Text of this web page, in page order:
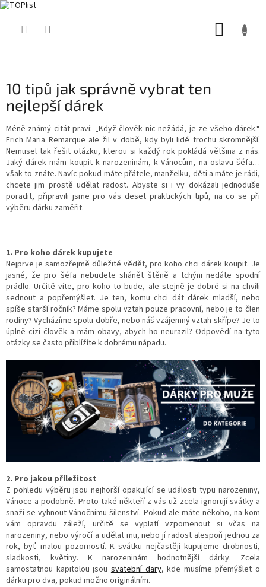
10 tipů jak správně vybrat ten
nejlepší dárek
Méně známý citát praví: „Když člověk nic nežádá, je ze všeho dárek.“
Erich Maria Remarque ale žil v době, kdy byli lidé trochu skromnější.
Nemusel tak řešit otázku, kterou si každý rok pokládá většina z nás.
Jaký dárek mám koupit k narozeninám, k Vánocům, na oslavu šéfa…
však to znáte. Navíc pokud máte přátele, manželku, děti a máte je rádi,
chcete jim prostě udělat radost. Abyste si i vy dokázali jednoduše
poradit, připravili jsme pro vás deset praktických tipů, na co se při
výběru dárku zaměřit.
1. Pro koho dárek kupujete
Nejprve je samozřejmě důležité vědět, pro koho chci dárek koupit. Je
jasné, že pro šéfa nebudete shánět štěně a tchýni nedáte spodní
prádlo. Určitě víte, pro koho to bude, ale stejně je dobré si na chvíli
sednout a popřemýšlet. Je ten, komu chci dát dárek mladší, nebo
spíše starší ročník? Máme spolu vztah pouze pracovní, nebo je to člen
rodiny? Vycházíme spolu dobře, nebo náš vzájemný vztah skřípe? Je to
úplně cizí člověk a mám obavy, abych ho neurazil? Odpovědí na tyto
otázky se často přiblížíte k dobrému nápadu.
2. Pro jakou příležitost
Z pohledu výběru jsou nejhorší opakující se události typu narozeniny,
Vánoce a podobně. Proto také někteří z vás už zcela ignorují svátky a
snaží se vyhnout Vánočnímu šílenství. Pokud ale máte někoho, na kom
vám opravdu záleží, určitě se vyplatí vzpomenout si včas na
narozeniny, nebo výročí a udělat mu, nebo jí radost alespoň jednou za
rok, byť malou pozorností. K svátku nejčastěji kupujeme drobnosti,
sladkosti, květiny. K narozeninám hodnotnější dárky. Zcela
samostatnou kapitolou jsou svatební dary, kde musíme přemýšlet o
dárku pro dva, pokud možno originálním.